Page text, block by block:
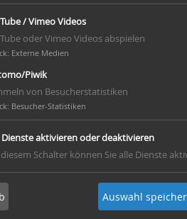
/ Vimeo Videos
oder Vimeo Videos abspielen
: Externe Medien
Piwik
von Besucherstatistiken
: Besucher-Statistiken
Dienste aktivieren oder deaktivieren
Schalter können Sie alle Dienste
Auswahl